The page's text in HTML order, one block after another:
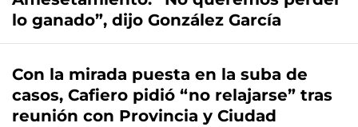
lo ganado”, dijo González García
Con la mirada puesta en la suba de
casos, Cafiero pidió “no relajarse” tras
reunión con Provincia y Ciudad